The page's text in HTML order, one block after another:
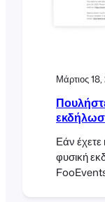
έχουμε
Μάρτιος
Εάν έχετε
φυσική